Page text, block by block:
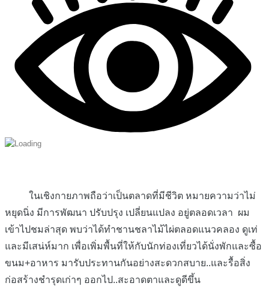
ในเชิงกายภาพถือว่าเป็นตลาดที่มีชีวิต หมายความว่าไม่
หยุดนิ่ง มีการพัฒนา ปรับปรุง เปลี่ยนแปลง อยู่ตลอดเวลา ผม
เข้าไปชมล่าสุด พบว่าได้ทำชานชลาไม้ไผ่ตลอดแนวคลอง ดูเท่
และมีเสน่ห์มาก เพื่อเพิ่มพื้นที่ให้กับนักท่องเที่ยวได้นั่งพักและซื้อ
ขนม+อาหาร มารับประทานกันอย่างสะดวกสบาย..และรื้อสิ่ง
ก่อสร้างชำรุดเก่าๆ ออกไป..สะอาดตาและดูดีขึ้น